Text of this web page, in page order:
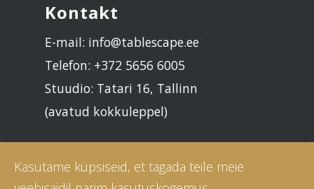
Kontakt
E-mail: info@tablescape.ee
Telefon: +372 5656 6005
Stuudio: Tatari 16, Tallinn
(avatud kokkuleppel)
Kasutame küpsiseid, et tagada teile meie